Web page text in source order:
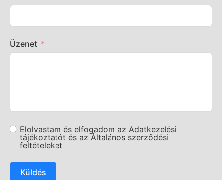
Üzenet
Elolvastam és elfogadom az Adatkezelési
tájékoztatót és az Általános szerződési
feltételeket
Küldés